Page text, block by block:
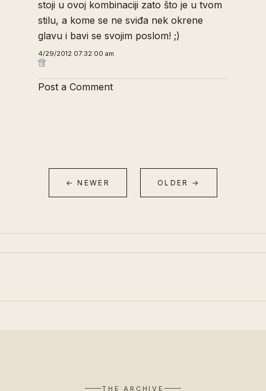
stoji u ovoj kombinaciji zato što je u tvom
stilu, a kome se ne sviđa nek okrene
glavu i bavi se svojim poslom! ;)
4/29/2012 07:32:00 am
Post a Comment
← NEWER OLDER →
THE ARCHIVE